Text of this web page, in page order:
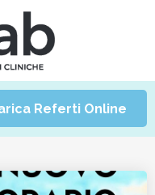
Referti Online